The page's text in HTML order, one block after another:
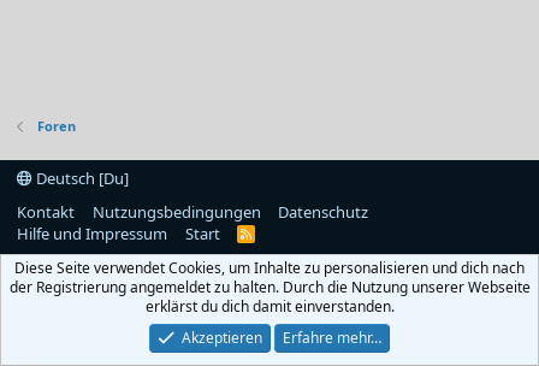
Foren
Deutsch [Du]
Kontakt
Nutzungsbedingungen
Datenschutz
Hilfe und Impressum
Start
R
S
Diese Seite verwendet Cookies, um Inhalte zu personalisieren und dich nach
der Registrierung angemeldet zu halten. Durch die Nutzung unserer Webseite
erklärst du dich damit einverstanden.
Akzeptieren
Erfahre mehr…